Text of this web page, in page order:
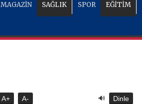
MAGAZİN SAĞLIK SPOR EĞİTİM
A+ A- 🔊 Dinle